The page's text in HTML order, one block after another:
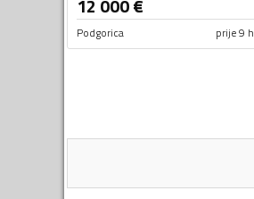
12 000€
Podgorica prije 9 h